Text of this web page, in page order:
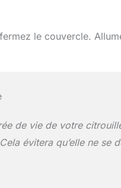
le couvercle.
de vie de votre
évitera qu’elle ne se